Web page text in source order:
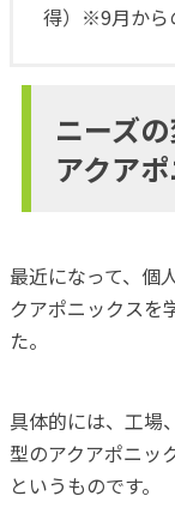
得）※9月から
ニーズ
アクアポ
最近になって、個
クアポニックスを
た。
具体的には、工場
型のアクアポニッ
というものです。